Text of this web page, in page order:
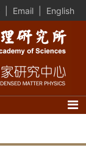
Email English